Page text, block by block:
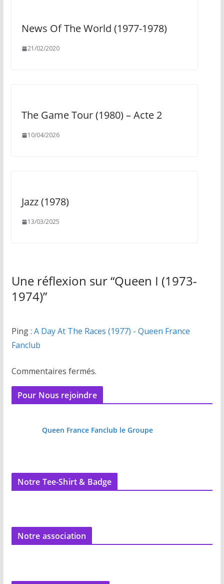
News Of The World (1977-1978)
21/02/2020
The Game Tour (1980) – Acte 2
10/04/2026
Jazz (1978)
13/03/2025
Une réflexion sur “Queen I (1973-
1974)”
Ping : A Day At The Races (1977) - Queen France
Fanclub
Commentaires fermés.
Pour Nous rejoindre
Queen France Fanclub le Groupe
Notre Tee-Shirt & Badge
Notre association